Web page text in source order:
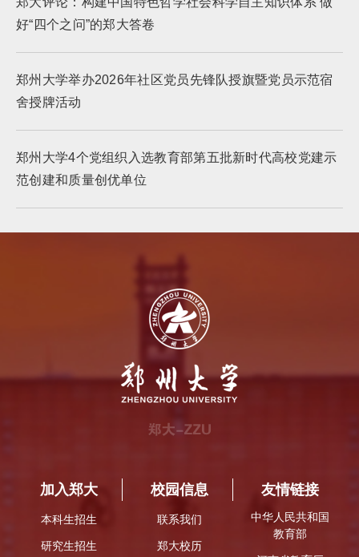
好“四个之问”的郑大答卷
郑州大学举办2026年社区党员先锋队授旗暨党员示范宿
舍授牌活动
郑州大学4个党组织入选教育部第五批新时代高校党建示
范创建和质量创优单位
加入郑大
本科生招生
研究生招生
校园信息
联系我们
郑大校历
友情链接
中华人民共和国
教育部